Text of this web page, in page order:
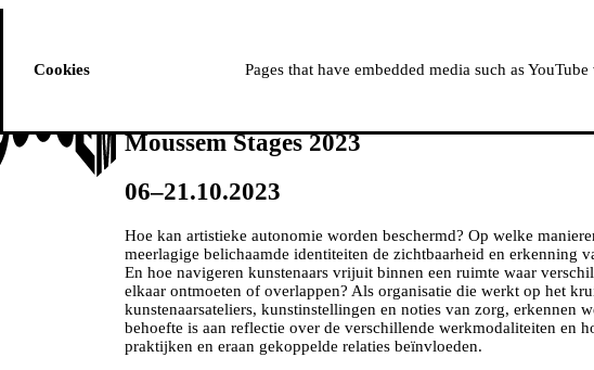
PROGRAMMA OVER
Moussem Stages 2023
06–21.10.2023
Hoe kan artistieke autonomie worden beschermd? Op welke
meerlagige belichaamde identiteiten de zichtbaarheid en erkenning
En hoe navigeren kunstenaars vrijuit binnen een ruimte waar
elkaar ontmoeten of overlappen? Als organisatie die werkt op het
kunstenaarsateliers, kunstinstellingen en noties van zorg, erkennen
behoefte is aan reflectie over de verschillende werkmodaliteiten en
praktijken en eraan gekoppelde relaties beïnvloeden.
Cookies Pages that have embedded media such as